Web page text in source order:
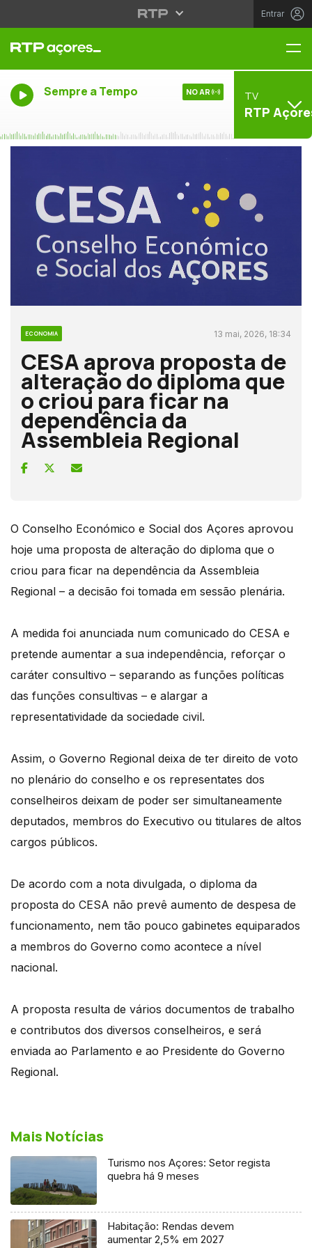
Entrar
Sempre a Tempo NO AR TV
RTP
ECONOMIA 13 mai, 2026, 18:34
CESA aprova proposta de
alteração do diploma que
o criou para ficar na
dependência da
Assembleia Regional
O Conselho Económico e Social dos Açores aprovou
hoje uma proposta de alteração do diploma que o
criou para ficar na dependência da Assembleia
Regional – a decisão foi tomada em sessão plenária.
A medida foi anunciada num comunicado do CESA e
pretende aumentar a sua independência, reforçar o
caráter consultivo – separando as funções políticas
das funções consultivas – e alargar a
representatividade da sociedade civil.
Assim, o Governo Regional deixa de ter direito de voto
no plenário do conselho e os representates dos
conselheiros deixam de poder ser simultaneamente
deputados, membros do Executivo ou titulares de altos
cargos públicos.
De acordo com a nota divulgada, o diploma da
proposta do CESA não prevê aumento de despesa de
funcionamento, nem tão pouco gabinetes equiparados
a membros do Governo como acontece a nível
nacional.
A proposta resulta de vários documentos de trabalho
e contributos dos diversos conselheiros, e será
enviada ao Parlamento e ao Presidente do Governo
Regional.
Mais Notícias
Turismo nos Açores: Setor regista
quebra há 9 meses
Habitação: Rendas devem
aumentar 2,5% em 2027